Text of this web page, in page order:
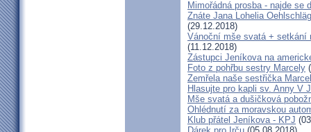
Mimořádná prosba - najde se
Znáte Jana Lohelia
(29.12.2018)
Vánoční mše svatá + setkání
(11.12.2018)
Zástupci Jeníkova na
Foto z pohřbu sestry Marcely
Zemřela naše sestřička
Hlasujte pro kapli sv. Anny V
Mše svatá a dušičková
Ohlédnutí za moravskou
Klub přátel Jeníkova - KPJ